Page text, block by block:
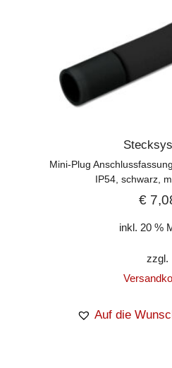
Mini-Plug
IP54, schwarz,
€
inkl. 20 %
zzgl.
Auf die